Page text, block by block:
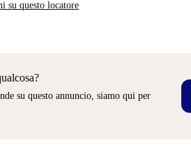
su questo locatore
su questo annuncio, siamo qui per